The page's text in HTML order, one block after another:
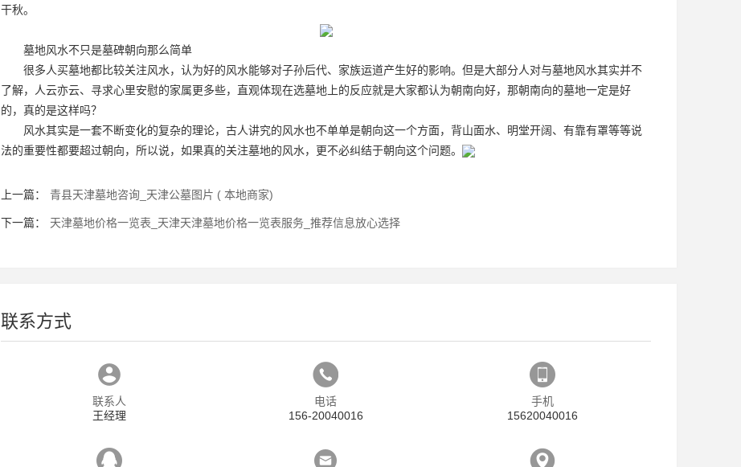
干秋。
墓地风水不只是墓碑朝向那么简单
很多人买墓地都比较关注风水，认为好的风水能够对子孙后代、家族运道产生好的影响。但是大部分人对与墓地风水其实并不
了解，人云亦云、寻求心里安慰的家属更多些，直观体现在选墓地上的反应就是大家都认为朝南向好，那朝南向的墓地一定是好
的，真的是这样吗？
风水其实是一套不断变化的复杂的理论，古人讲究的风水也不单单是朝向这一个方面，背山面水、明堂开阔、有靠有罩等等说
法的重要性都要超过朝向，所以说，如果真的关注墓地的风水，更不必纠结于朝向这个问题。
上一篇： 青县天津墓地咨询_天津公墓图片 ( 本地商家)
下一篇： 天津墓地价格一览表_天津天津墓地价格一览表服务_推荐信息放心选择
联系方式
联系人
王经理
电话
156-20040016
手机
15620040016